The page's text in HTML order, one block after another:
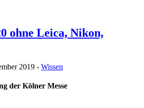
ohne Leica, Nikon,
2019 - Wissen
der Kölner Messe